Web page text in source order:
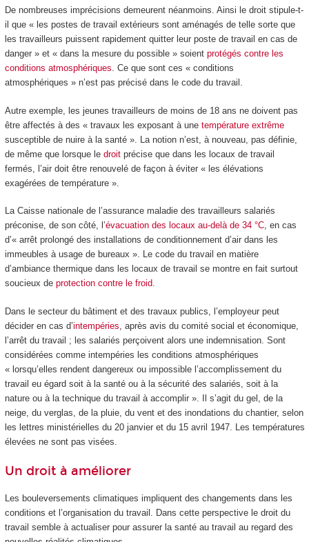
De nombreuses imprécisions demeurent néanmoins. Ainsi le droit stipule-t-
il que « les postes de travail extérieurs sont aménagés de telle sorte que
les travailleurs puissent rapidement quitter leur poste de travail en cas de
danger » et « dans la mesure du possible » soient protégés contre les
conditions atmosphériques. Ce que sont ces « conditions
atmosphériques » n’est pas précisé dans le code du travail.
Autre exemple, les jeunes travailleurs de moins de 18 ans ne doivent pas
être affectés à des « travaux les exposant à une température extrême
susceptible de nuire à la santé ». La notion n’est, à nouveau, pas définie,
de même que lorsque le droitprécise que dans les locaux de travail
fermés, l’air doit être renouvelé de façon à éviter « les élévations
exagérées de température ».
La Caisse nationale de l’assurance maladie des travailleurs salariés
préconise, de son côté, l’évacuation des locaux au-delà de 34 °C, en cas
d’« arrêt prolongé des installations de conditionnement d’air dans les
immeubles à usage de bureaux ». Le code du travail en matière
d’ambiance thermique dans les locaux de travail se montre en fait surtout
soucieux de protection contre le froid.
Dans le secteur du bâtiment et des travaux publics, l’employeur peut
décider en cas d’intempéries , après avis du comité social et économique,
l’arrêt du travail ; les salariés perçoivent alors une indemnisation. Sont
considérées comme intempéries les conditions atmosphériques
« lorsqu’elles rendent dangereux ou impossible l’accomplissement du
travail eu égard soit à la santé ou à la sécurité des salariés, soit à la
nature ou à la technique du travail à accomplir ». Il s’agit du gel, de la
neige, du verglas, de la pluie, du vent et des inondations du chantier, selon
les lettres ministérielles du 20 janvier et du 15 avril 1947. Les températures
élevées ne sont pas visées.
Un droit à améliorer
Les bouleversements climatiques impliquent des changements dans les
conditions et l’organisation du travail. Dans cette perspective le droit du
travail semble à actualiser pour assurer la santé au travail au regard des